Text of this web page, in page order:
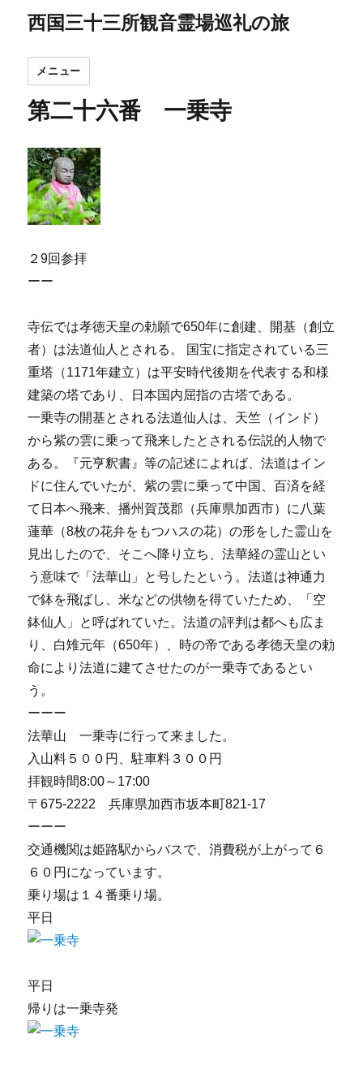
西国三十三所観音霊場巡礼の旅
メニュー
第二十六番 一乗寺
２9回参拝
ーー
寺伝では孝徳天皇の勅願で650年に創建、開基（創立
者）は法道仙人とされる。 国宝に指定されている三
重塔（1171年建立）は平安時代後期を代表する和様
建築の塔であり、日本国内屈指の古塔である。
一乗寺の開基とされる法道仙人は、天竺（インド）
から紫の雲に乗って飛来したとされる伝説的人物で
ある。『元亨釈書』等の記述によれば、法道はイン
ドに住んでいたが、紫の雲に乗って中国、百済を経
て日本へ飛来、播州賀茂郡（兵庫県加西市）に八葉
蓮華（8枚の花弁をもつハスの花）の形をした霊山を
見出したので、そこへ降り立ち、法華経の霊山とい
う意味で「法華山」と号したという。法道は神通力
で鉢を飛ばし、米などの供物を得ていたため、「空
鉢仙人」と呼ばれていた。法道の評判は都へも広ま
り、白雉元年（650年）、時の帝である孝徳天皇の勅
命により法道に建てさせたのが一乗寺であるとい
う。
ーーー
法華山 一乗寺に行って来ました。
入山料５００円、駐車料３００円
拝観時間8:00～17:00
〒675-2222 兵庫県加西市坂本町821-17
ーーー
交通機関は姫路駅からバスで、消費税が上がって６
６０円になっています。
乗り場は１４番乗り場。
平日
平日
帰りは一乗寺発